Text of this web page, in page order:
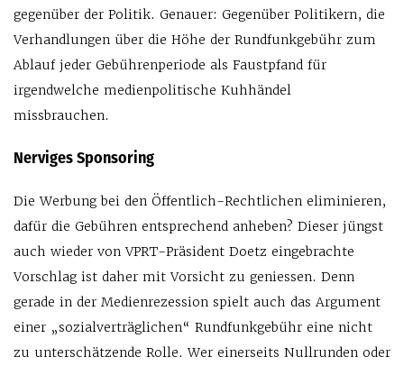
gegenüber der Politik. Genauer: Gegenüber Politikern, die
Verhandlungen über die Höhe der Rundfunkgebühr zum
Ablauf jeder Gebührenperiode als Faustpfand für
irgendwelche medienpolitische Kuhhändel
missbrauchen.
Nerviges Sponsoring
Die Werbung bei den Öffentlich-Rechtlichen eliminieren,
dafür die Gebühren entsprechend anheben? Dieser jüngst
auch wieder von VPRT-Präsident Doetz eingebrachte
Vorschlag ist daher mit Vorsicht zu geniessen. Denn
gerade in der Medienrezession spielt auch das Argument
einer „sozialverträglichen“ Rundfunkgebühr eine nicht
zu unterschätzende Rolle. Wer einerseits Nullrunden oder